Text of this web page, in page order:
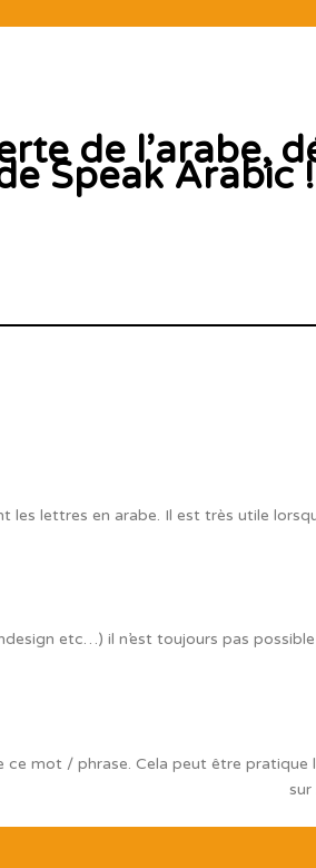
de l’arabe,
Speak Arabic !
lettres en arabe. Il est très utile
etc…) il n’est toujours pas possible
mot / phrase. Cela peut être pratique
sur